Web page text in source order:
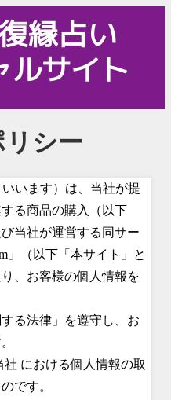
シー
います）は、当社が提
る商品の購入（以下
当社が運営する同サー
」（以下「本サイト」と
、お客様の個人情報を
る法律」を遵守し、お
における個人情報の取
です。